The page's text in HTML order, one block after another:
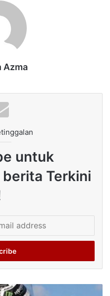
Azma
untuk
Terkini